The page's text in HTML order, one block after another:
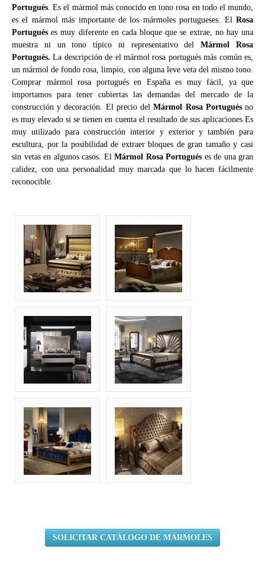
Portugués. Es el mármol más conocido en tono rosa en todo el mundo,
es el mármol más importante de los mármoles portugueses. El Rosa
Portugués es muy diferente en cada bloque que se extrae, no hay una
muestra ni un tono típico ni representativo delMármol Rosa
Portugués.La descripción de el mármol rosa portugués más común es,
un mármol de fondo rosa, limpio, con alguna leve veta del mismo tono.
Comprar mármol rosa portugués en España es muy fácil, ya que
importamos para tener cubiertas las demandas del mercado de la
construcción y decoración. El precio delMármol Rosa Portuguésno
es muy elevado si se tienen en cuenta el resultado de sus aplicaciones Es
muy utilizado para construcción interior y exterior y también para
escultura, por la posibilidad de extraer bloques de gran tamaño y casi
sin vetas en algunos casos. El Mármol Rosa Portugués es de una gran
calidez, con una personalidad muy marcada que lo hacen fácilmente
reconocible.
SOLICITAR CATÁLOGO DE MÁRMOLES